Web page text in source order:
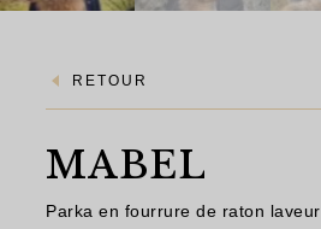
RETOUR
MABEL
Parka en fourrure de raton laveur